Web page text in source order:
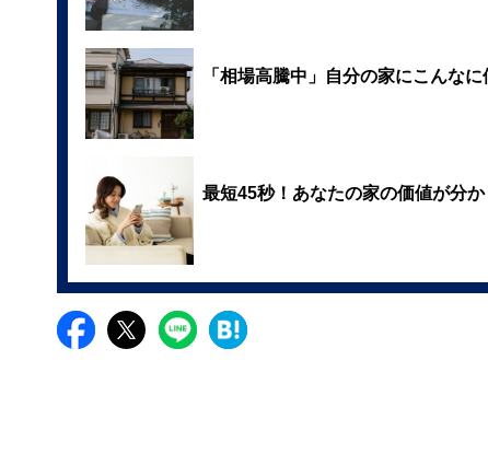
「相場高騰中」自分の家にこんな
最短45秒！あなたの家の価値が分